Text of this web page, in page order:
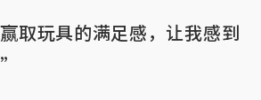
取玩具的满足感，让我感到